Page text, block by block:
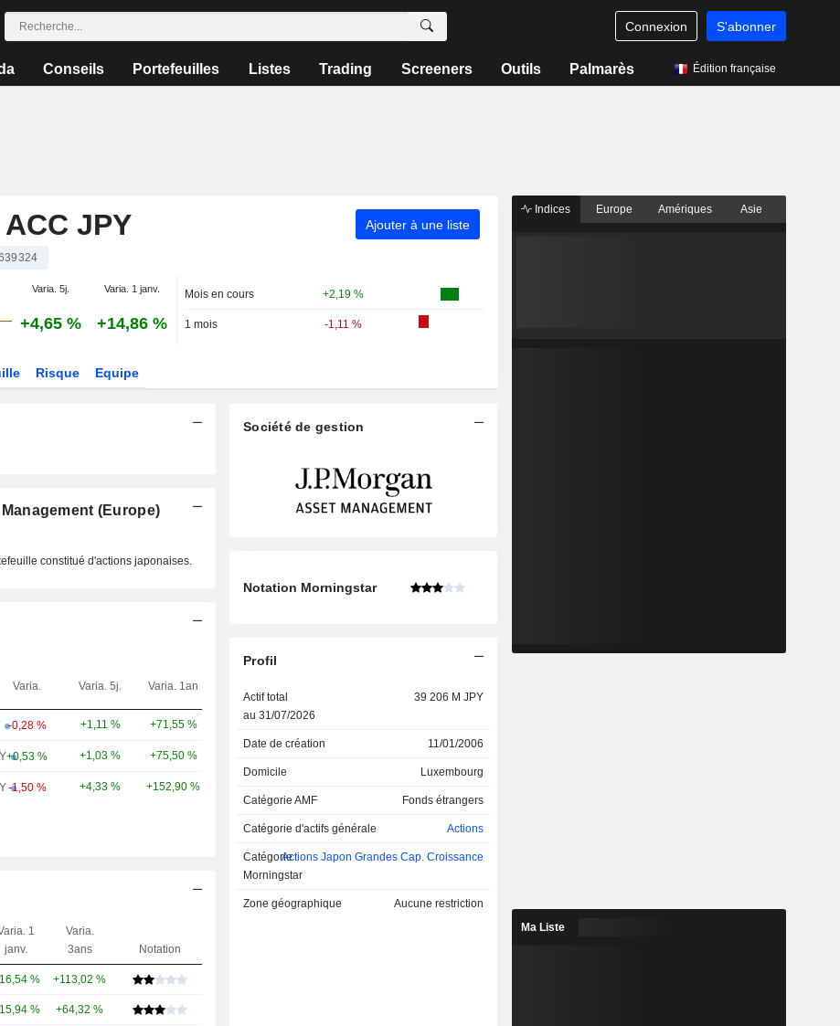
Connexion S'abonner
Conseils Portefeuilles Listes Trading Screeners Outils Palmarès Édition française
JPY Ajouter à une liste
Varia. 5j. Varia. 1 janv.
+4,65 % +14,86 %
Mois en cours +2,19 %
1 mois -1,11 %
Risque Equipe
(Europe)
constitué d'actions japonaises.
Varia. Varia. 5j. Varia. 1an
-0,28 % +1,11 % +71,55 %
+0,53 % +1,03 % +75,50 %
-1,50 % +4,33 % +152,90 %
1
janv.
Varia.
3ans
Notation
% +113,02 %
% +64,32 %
Société de gestion
Notation Morningstar
Profil
Actif total
au 31/07/2026
39 206 M JPY
Date de création 11/01/2006
Domicile Luxembourg
Catégorie AMF Fonds étrangers
Catégorie d'actifs générale Actions
Catégorie
Morningstar
Actions Japon Grandes Cap. Croissance
Zone géographique Aucune restriction
Indices Europe Amériques Asie
Ma Liste